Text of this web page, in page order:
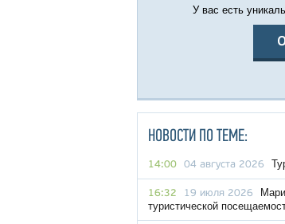
У вас есть
НОВОСТИ ПО ТЕМЕ:
14:00 04 августа 2026
16:32 19 июля 2026
туристической